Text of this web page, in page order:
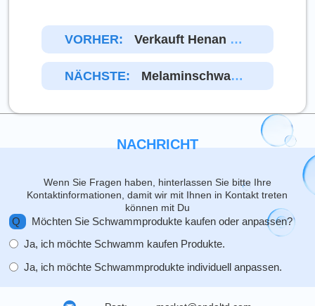
VORHER:
Verkauft Henan EN
DA Schwämme An L
Okale Kunden Oder
Bedient Es Landesw
NÄCHSTE:
Melaminschwam
M In Großen Menge
Er Kennen Sollte
NACHRICHT
Wenn Sie Fragen haben, hinterlassen Sie bitte Ihre
Kontaktinformationen, damit wir mit Ihnen in Kontakt treten
können mit Du
Q
Möchten Sie Schwammprodukte kaufen oder anpassen?
Ja, ich möchte Schwamm kaufen Produkte.
Ja, ich möchte Schwammprodukte individuell anpassen.